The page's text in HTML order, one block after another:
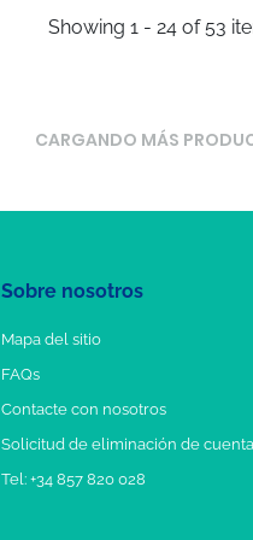
Showing 1 - 24 of 53
CARGANDO MÁS
Sobre nosotros
Mapa del sitio
FAQs
Contacte con nosotros
Solicitud de eliminación de cuenta
Tel: +34 857 820 028